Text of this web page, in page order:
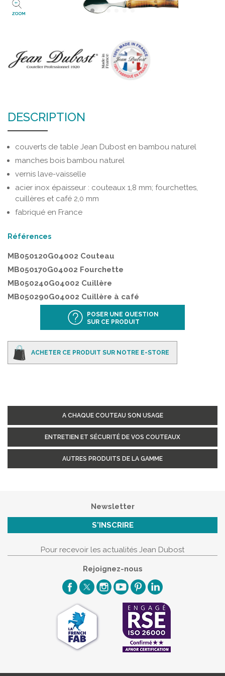
ZOOM
DESCRIPTION
couverts de table Jean Dubost en bambou naturel
manches bois bambou naturel
vernis lave-vaisselle
acier inox épaisseur : couteaux 1,8 mm; fourchettes,
cuillères et café 2,0 mm
fabriqué en France
Références
MB050120G04002 Couteau
MB050170G04002 Fourchette
MB050240G04002 Cuillère
MB050290G04002 Cuillère à café
POSER UNE QUESTION
SUR CE PRODUIT
ACHETER CE PRODUIT SUR NOTRE E-STORE
A CHAQUE COUTEAU SON USAGE
ENTRETIEN ET SÉCURITÉ DE VOS COUTEAUX
AUTRES PRODUITS DE LA GAMME
Newsletter
S'INSCRIRE
Pour recevoir les actualités Jean Dubost
Rejoignez-nous